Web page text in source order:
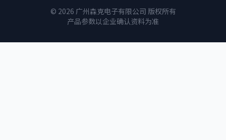
© 2026 广州森克电子有限公司 版权所有
产品参数以企业确认资料为准